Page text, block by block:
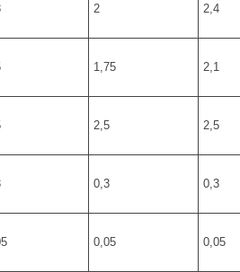
2 2,4
1,75 2,1
2,5 2,5
0,3 0,3
0,05 0,05